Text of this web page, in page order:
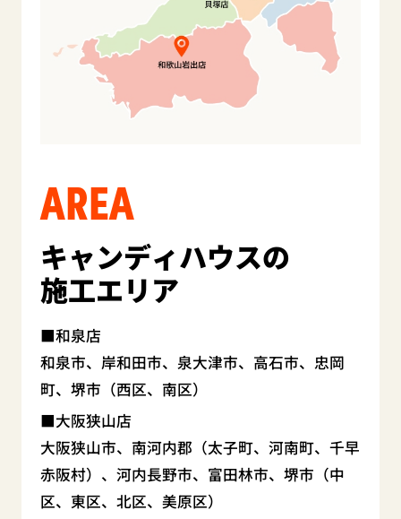
AREA
キャンディハウスの
施工エリア
和泉店
和泉市、岸和田市、泉大津市、高石市、忠岡
町、堺市（西区、南区）
大阪狭山店
大阪狭山市、南河内郡（太子町、河南町、千早
赤阪村）、河内長野市、富田林市、堺市（中
区、東区、北区、美原区）